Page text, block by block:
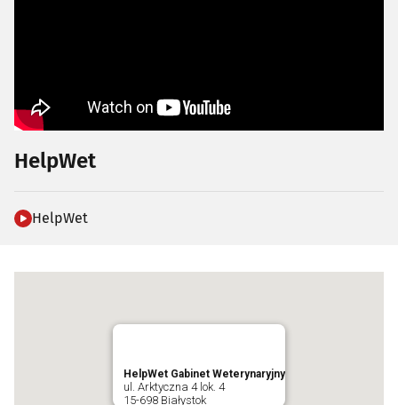
HelpWet
HelpWet
HelpWet Gabinet Weterynaryjny
ul. Arktyczna 4 lok. 4
15-698 Białystok